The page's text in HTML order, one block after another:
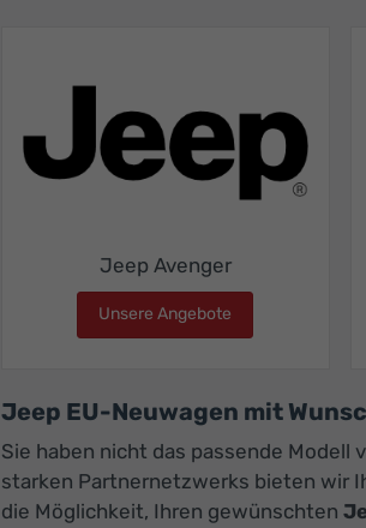
Jeep Avenger
Unsere Angebote
Jeep EU-Neuwagen mit
Sie haben nicht das passende Modell
starken Partnernetzwerks bieten wir
die Möglichkeit, Ihren gewünschten